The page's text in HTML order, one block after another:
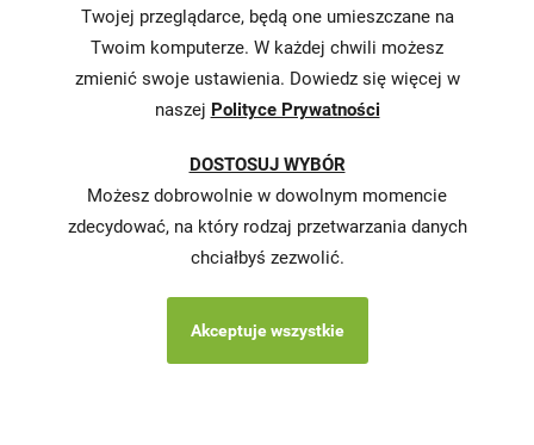
realizowanej
strategii
Karty
Butelkomaty
Twojej przeglądarce, będą one umieszczane na
Twoim komputerze. W każdej chwili możesz
zmienić swoje ustawienia. Dowiedz się więcej w
naszej Polityce Prywatności
DOSTOSUJ WYBÓR
Możesz dobrowolnie w dowolnym momencie
zdecydować, na który rodzaj przetwarzania danych
chciałbyś zezwolić.
Akceptuje wszystkie